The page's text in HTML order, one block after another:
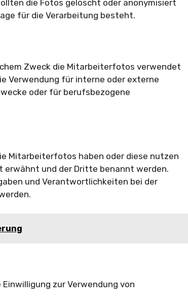
die Fotos gelöscht oder anonymisiert
für die Verarbeitung besteht.
Zweck die Mitarbeiterfotos verwendet
Verwendung für interne oder externe
oder für berufsbezogene
Mitarbeiterfotos haben oder diese nutzen
erwähnt und der Dritte benannt werden.
und Verantwortlichkeiten bei der
zur Verwendung von